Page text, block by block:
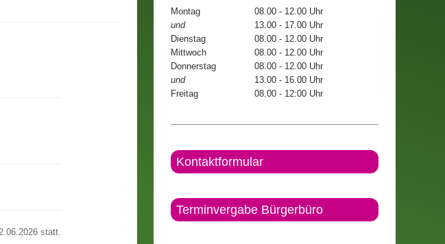
statt.
Montag
08.00 - 12.00 Uhr
und
13.00 - 17.00 Uhr
Dienstag
08.00 - 12.00 Uhr
Mittwoch
08.00 - 12.00 Uhr
Donnerstag
08.00 - 12.00 Uhr
und
13.00 - 16.00 Uhr
Freitag
08.00 - 12:00 Uhr
Kontaktformular
Terminvergabe Bürgerbüro